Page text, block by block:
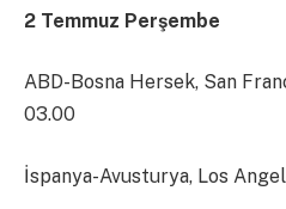
2 Temmuz Perşembe
ABD-Bosna Hersek, San
03.00
İspanya-Avusturya, Los